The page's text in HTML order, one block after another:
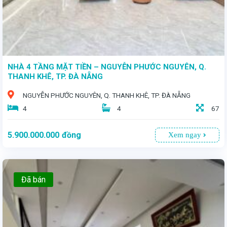
NHÀ 4 TẦNG MẶT TIỀN – NGUYỄN PHƯỚC NGUYÊN, Q.
THANH KHÊ, TP. ĐÀ NẴNG
NGUYỄN PHƯỚC NGUYÊN, Q. THANH KHÊ, TP. ĐÀ NẴNG
4
4 67
5.900.000.000 đồng Xem ngay
Đã bán